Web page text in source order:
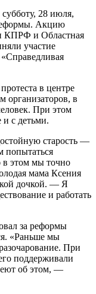
28 июля,
Акцию
КПРФ и Областная
участие
в центре
организаторов, в
При этом
с детьми.
старость —
попытаться
в этом мы точно
мама Ксения
дочкой. — Я
и работать
за реформы
«Раньше мы
При
поддерживали
об этом, —